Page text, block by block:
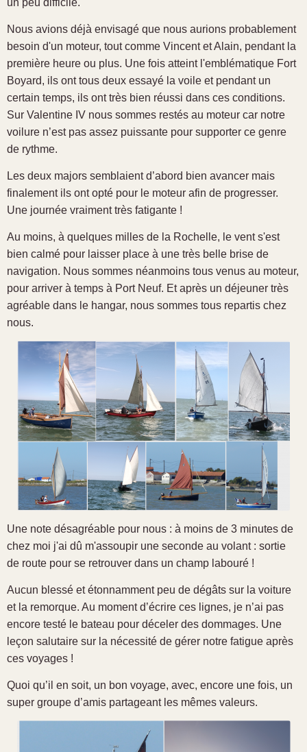
Nous avions déjà envisagé que nous aurions probablement
besoin d'un moteur, tout comme Vincent et Alain, pendant la
première heure ou plus. Une fois atteint l'emblématique Fort
Boyard, ils ont tous deux essayé la voile et pendant un
certain temps, ils ont très bien réussi dans ces conditions.
Sur Valentine IV nous sommes restés au moteur car notre
voilure n’est pas assez puissante pour supporter ce genre
de rythme.
Les deux majors semblaient d’abord bien avancer mais
finalement ils ont opté pour le moteur afin de progresser.
Une journée vraiment très fatigante !
Au moins, à quelques milles de la Rochelle, le vent s'est
bien calmé pour laisser place à une très belle brise de
navigation. Nous sommes néanmoins tous venus au moteur,
pour arriver à temps à Port Neuf. Et après un déjeuner très
agréable dans le hangar, nous sommes tous repartis chez
nous.
Une note désagréable pour nous : à moins de 3 minutes de
chez moi j'ai dû m'assoupir une seconde au volant : sortie
de route pour se retrouver dans un champ labouré !
Aucun blessé et étonnamment peu de dégâts sur la voiture
et la remorque. Au moment d’écrire ces lignes, je n’ai pas
encore testé le bateau pour déceler des dommages. Une
leçon salutaire sur la nécessité de gérer notre fatigue après
ces voyages !
Quoi qu’il en soit, un bon voyage, avec, encore une fois, un
super groupe d’amis partageant les mêmes valeurs.